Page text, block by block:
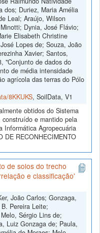
dos; Duriez, Maria Amélia
Leal; Araújo, Wilson
Dynia, José Flávio;
Elisabeth Christine
Lopes de; Souza, João
Xavier; Santos,
"Conjunto de dados do
de média intensidade
agrícola das terras do Pólo
8KKUKS, SoilData, V1
obtidos do Sistema
construído e mantido pela
Informática Agropecuária
DE RECONHECIMENTO
de solos do trecho
e classificação'
João Carlos; Gonzaga,
Pereira Leite;
Sérgio Lins de;
Luiz Gonzaga de; Paula,